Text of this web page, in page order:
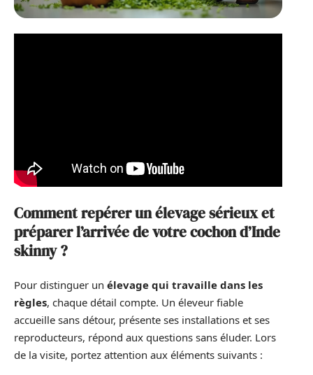
Comment repérer un élevage sérieux et
préparer l’arrivée de votre cochon d’Inde
skinny ?
Pour distinguer un élevage qui travaille dans les
règles, chaque détail compte. Un éleveur fiable
accueille sans détour, présente ses installations et ses
reproducteurs, répond aux questions sans éluder. Lors
de la visite, portez attention aux éléments suivants :